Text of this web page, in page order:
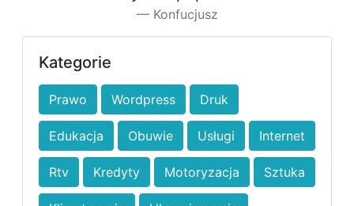
Konfucjusz
Kategorie
Prawo Wordpress Druk
Edukacja Obuwie Usługi Internet
Rtv Kredyty Motoryzacja Sztuka